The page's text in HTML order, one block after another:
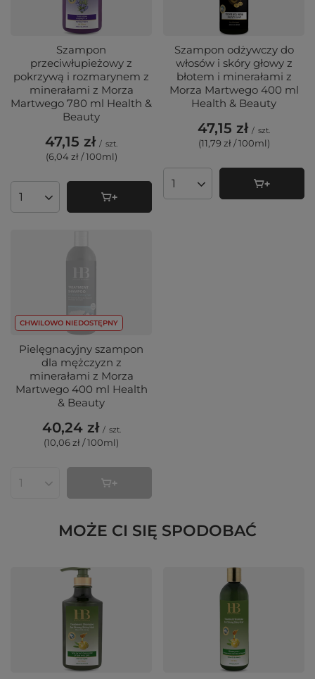
Szampon
przeciwłupieżowy z
pokrzywą i rozmarynem z
minerałami z Morza
Martwego 780 ml Health &
Beauty
47,15 zł / szt.
(6,04 zł / 100ml)
Ilość produktów
Szampon odżywczy do
włosów i skóry głowy z
błotem i minerałami z
Morza Martwego 400 ml
Health & Beauty
47,15 zł / szt.
(11,79 zł / 100ml)
Ilość produktów
CHWILOWO NIEDOSTĘPNY
Pielęgnacyjny szampon
dla mężczyzn z
minerałami z Morza
Martwego 400 ml Health
& Beauty
40,24 zł / szt.
(10,06 zł / 100ml)
Ilość produktów
MOŻE CI SIĘ SPODOBAĆ